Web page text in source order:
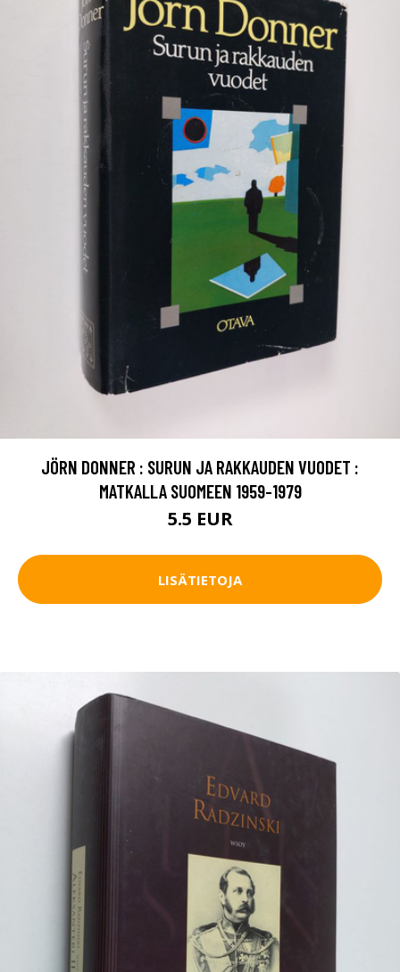
JÖRN DONNER : SURUN JA RAKKAUDEN VUODET :
MATKALLA SUOMEEN 1959-1979
5.5 EUR
LISÄTIETOJA